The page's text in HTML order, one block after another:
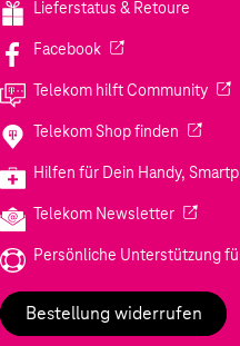
Lieferstatus & Retoure
Facebook(Wird in einem
Telekom hilft Community
Telekom Shop finden (Wird
Hilfen für Dein Handy,
Telekom Newsletter(Wird in
Persönliche Unterstützung
Bestellung widerrufen